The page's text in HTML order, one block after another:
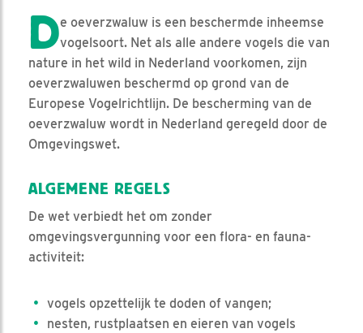
De oeverzwaluw is een beschermde inheemse
vogelsoort. Net als alle andere vogels die van
nature in het wild in Nederland voorkomen, zijn
oeverzwaluwen beschermd op grond van de
Europese Vogelrichtlijn. De bescherming van de
oeverzwaluw wordt in Nederland geregeld door de
Omgevingswet.
ALGEMENE REGELS
De wet verbiedt het om zonder
omgevingsvergunning voor een flora- en fauna-
activiteit:
vogels opzettelijk te doden of vangen;
nesten, rustplaatsen en eieren van vogels